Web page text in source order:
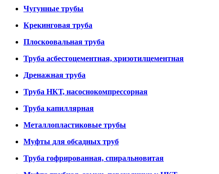
Чугунные трубы
Крекинговая труба
Плоскоовальная труба
Труба асбестоцементная, хризотилцементная
Дренажная труба
Труба НКТ, насоснокомпрессорная
Труба капиллярная
Металлопластиковые трубы
Муфты для обсадных труб
Труба гофрированная, спиральновитая